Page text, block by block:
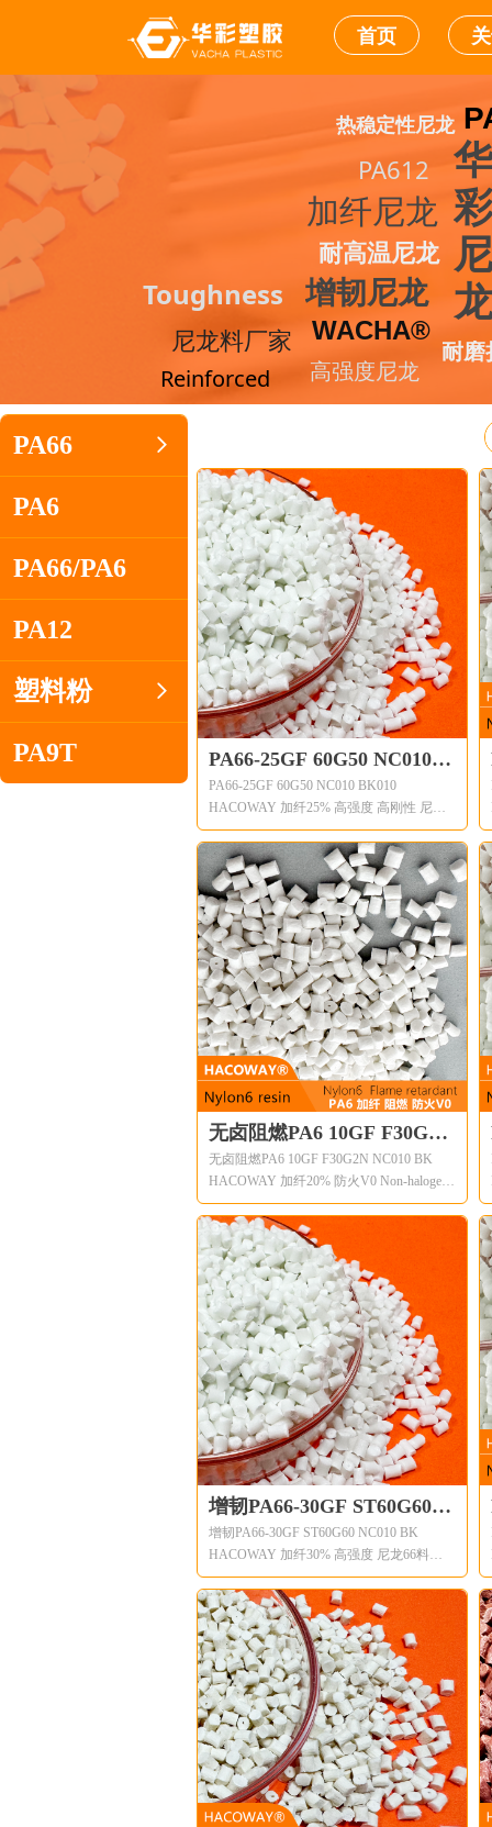
首页
PA66-25GF 60G50 NC010
BK010 HACOWAY 加纤
25% 高强度 高刚性 尼龙66
料
PA66-25GF 60G50 NC010 BK010
HACOWAY 加纤25% 高强度 高刚性 尼龙
66料
HACOWAY®尼龙树脂的共同特点包括机
械和物理性能，如高机械强度、良好的刚
度和韧性平衡、良好的高温性能、良好的
电气和易燃性、良好的耐磨性和耐化学
性。HACOWAY®尼龙树脂有不同的改性
和增强等级。
Common features of HACOWAY® nylon
resin include mechanical and physical
properties such as high mechanical
strength,excellent balance of stiffness and
toughness,good high temperature
performance,good electrical and flammability
properties,good abrasion and chemical
resistance.
无卤阻燃PA6 10GF F30G2N
NC010 BK HACOWAY 加纤
20% 防火V0 Non-halogen
无卤阻燃PA6 10GF F30G2N NC010 BK
HACOWAY 加纤20% 防火V0 Non-halogen
HACOWAY®尼龙树脂的共同特点包括机
械和物理性能，如高机械强度、良好的刚
度和韧性平衡、良好的高温性能、良好的
电气和易燃性、良好的耐磨性和耐化学
性。HACOWAY®尼龙树脂有不同的改性
和增强等级。 Extreme low temperature
Common features of HACOWAY® nylon
resin include mechanical and physical
properties such as high mechanical
strength,excellent balance of stiffness and
toughness,good high temperature
performance,good electrical and flammability
properties,good abrasion and chemical
resistance.
增韧PA66-30GF ST60G60
NC010 BK HACOWAY 耐寒
耐低温 加纤30% 高强度 尼
龙66料
增韧PA66-30GF ST60G60 NC010 BK
HACOWAY 加纤30% 高强度 尼龙66料
HACOWAY®尼龙树脂的共同特点包括机
械和物理性能，如高机械强度、良好的刚
度和韧性平衡、良好的高温性能、良好的
电气和易燃性、良好的耐磨性和耐化学
性。HACOWAY®尼龙树脂有不同的改性
和增强等级。
Common features of HACOWAY® nylon
resin include mechanical and physical
properties such as high mechanical
strength,excellent balance of stiffness and
toughness,good high temperature
performance,good electrical and flammability
华
彩
尼
龙
增韧尼龙
WACHA®
耐高温尼龙
加纤尼龙
PA612
Toughness
尼龙料厂家 耐磨
热稳定性尼龙
高强度尼龙
Reinforced
ꁇ
PA66
PA6
PA66/PA6
PA12
ꁇ
塑料粉
PA9T